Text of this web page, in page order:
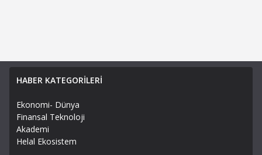
HABER KATEGORİLERİ
Ekonomi- Dünya
Finansal Teknoloji
Akademi
Helal Ekosistem